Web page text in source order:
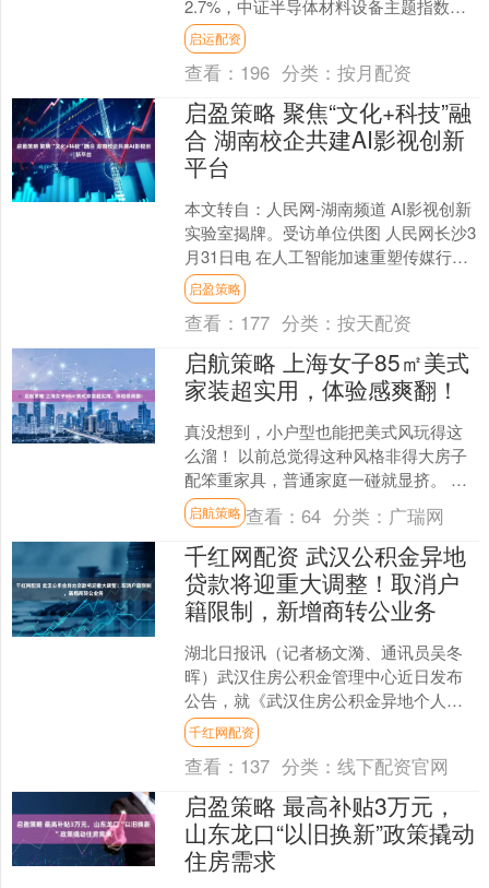
2.7%，中证半导体材料设备主题指数下
跌2.8%，中证芯片产业指数下跌2.9%，
半导体设备ET....
启运配资
查看： 196 分类：按月配资
启盈策略 聚焦“文化+科技”融
合 湖南校企共建AI影视创新
平台
本文转自：人民网-湖南频道 AI影视创新
实验室揭牌。受访单位供图 人民网长沙3
月31日电 在人工智能加速重塑传媒行业
格局的背景下，高校与企业如何协同培
养适应数智....
启盈策略
查看： 177 分类：按天配资
启航策略 上海女子85㎡美式
家装超实用，体验感爽翻！
真没想到，小户型也能把美式风玩得这
么溜！ 以前总觉得这种风格非得大房子
配笨重家具，普通家庭一碰就显挤。 但
这位上海姑娘用85㎡证明，美式风落地
现实太简单——浅色....
启航策略 查看：64 分类： 广瑞网
千红网配资 武汉公积金异地
贷款将迎重大调整！取消户
籍限制，新增商转公业务
湖北日报讯（记者杨文漪、通讯员吴冬
晖）武汉住房公积金管理中心近日发布
公告，就《武汉住房公积金异地个人住
房贷款实施细则（征求意见稿）》公开
征求意见，时间截至3月2....
千红网配资
查看： 137 分类：线下配资官网
启盈策略 最高补贴3万元，
山东龙口“以旧换新”政策撬动
住房需求